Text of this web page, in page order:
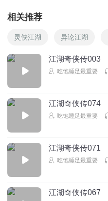
相关推荐
灵侠江湖 异论江湖
江湖奇侠传003
吃饱睡足最重要
江湖奇侠传074
吃饱睡足最重要
江湖奇侠传071
吃饱睡足最重要
江湖奇侠传067